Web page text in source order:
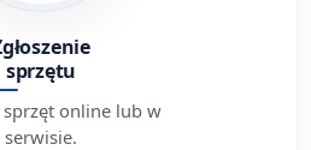
sprzętu
sprzęt online lub w
serwisie.